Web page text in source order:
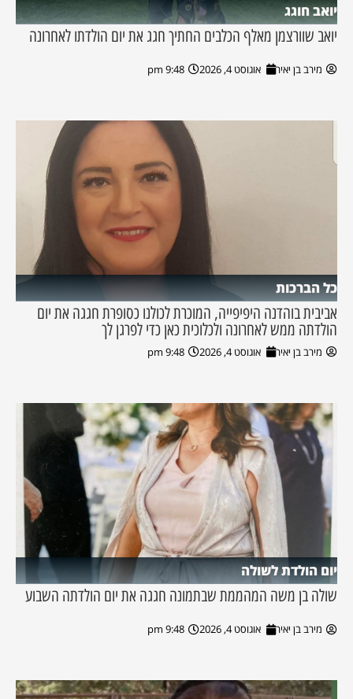
יואב חוגג
יואב שוורצמן מאלף הכלבים החתיך חגג את יום הולדתו לאחרונה
מירב בן יאיר אוגוסט 4, 2026 9:48 pm
כל הברכות
אביבית בוהדנה היפיפייה, המוכרת לכולנו כסופרת חגגה את יום
הולדתה ממש לאחרונה ולכלוכית כאן כדי לפרגן לך
מירב בן יאיר אוגוסט 4, 2026 9:48 pm
יום הולדת לשולה
שולה בן משה המהממת שבתמונה חגגה את יום הולדתה השבוע
מירב בן יאיר אוגוסט 4, 2026 9:48 pm